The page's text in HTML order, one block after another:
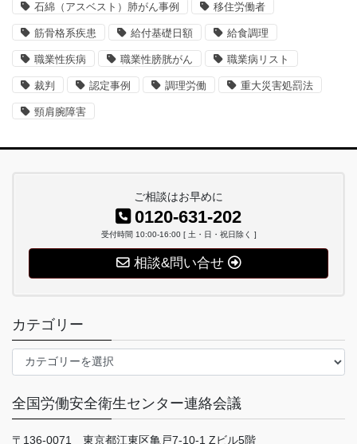
石綿（アスベスト）肺がん事例 移住労働者
筋骨格系疾患 給付基礎日額 給食調理
職業性疾病 職業性膀胱がん 職業病リスト
裁判 認定事例 調理労働 重大災害処罰法
頸肩腕障害
ご相談はお早めに
0120-631-202
受付時間 10:00-16:00 [ 土・日・祝日除く ]
相談&問い合せ
カテゴリー
テ
リ
ー
全国労働安全衛生センター連絡会議
〒136-0071 東京都江東区亀戸7-10-1 Zビル5階